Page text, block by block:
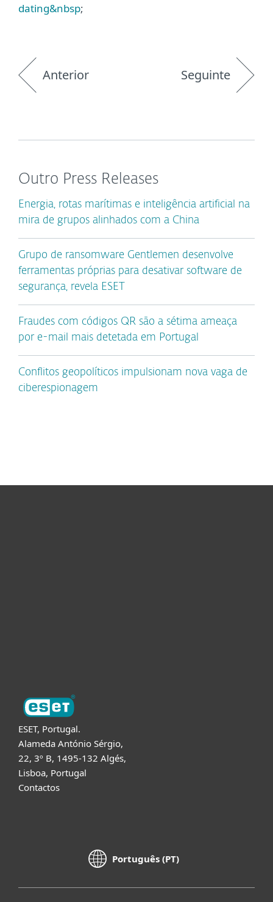
dating&nbsp;
Anterior Seguinte
Outro Press Releases
Energia, rotas marítimas e inteligência artificial na
mira de grupos alinhados com a China
Grupo de ransomware Gentlemen desenvolve
ferramentas próprias para desativar software de
segurança, revela ESET
Fraudes com códigos QR são a sétima ameaça
por e-mail mais detetada em Portugal
Conflitos geopolíticos impulsionam nova vaga de
ciberespionagem
ESET, Portugal.
Alameda António Sérgio,
22, 3º B, 1495-132 Algés,
Lisboa, Portugal
Contactos
Português (PT)